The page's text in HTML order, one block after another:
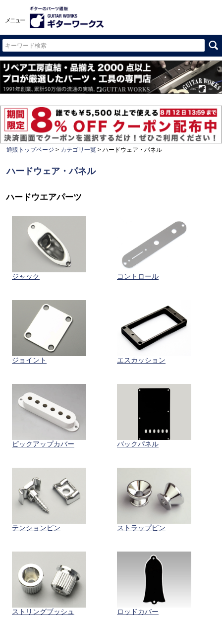
メニュー
通販トップページ カテゴリ一覧 ハードウェア・パネル
ハードウェア・パネル
ハードウエアパーツ
ジャック コントロール
ジョイント エスカッション
ピックアップカバー バックパネル
テンションピン ストラップピン
ストリングブッシュ ロッドカバー